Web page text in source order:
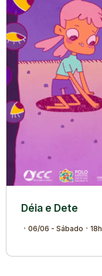
Déia e Dete
06/06 - Sábado 18h